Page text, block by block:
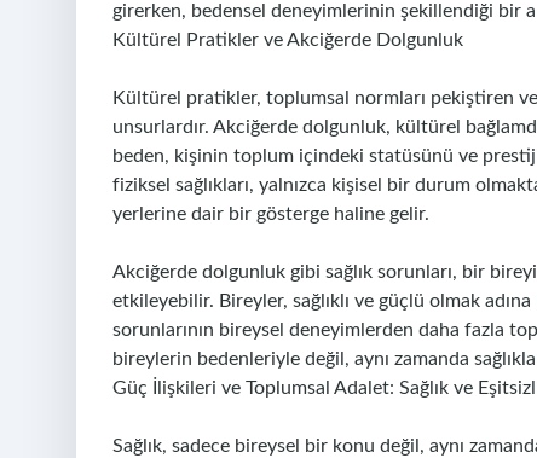
girerken, bedensel deneyimlerinin şekillendiği bir
Kültürel Pratikler ve Akciğerde Dolgunluk
Kültürel pratikler, toplumsal normları pekiştiren
unsurlardır. Akciğerde dolgunluk, kültürel
beden, kişinin toplum içindeki statüsünü ve
fiziksel sağlıkları, yalnızca kişisel bir durum
yerlerine dair bir gösterge haline gelir.
Akciğerde dolgunluk gibi sağlık sorunları, bir
etkileyebilir. Bireyler, sağlıklı ve güçlü olmak
sorunlarının bireysel deneyimlerden daha fazla
bireylerin bedenleriyle değil, aynı zamanda
Güç İlişkileri ve Toplumsal Adalet: Sağlık ve
Sağlık, sadece bireysel bir konu değil, aynı